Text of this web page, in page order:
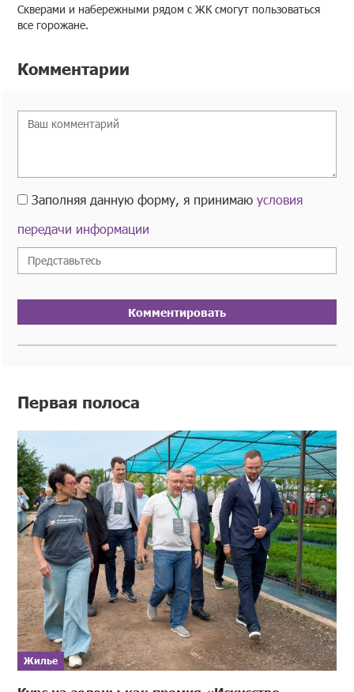
Скверами и набережными рядом с ЖК смогут пользоваться
все горожане.
Комментарии
Заполняя данную форму, я принимаюусловия
передачи информации
Комментировать
Первая полоса
Жилье